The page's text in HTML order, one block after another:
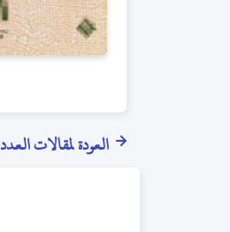
العودة لمقالات العدد